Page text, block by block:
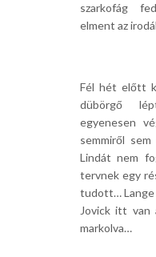
szarkofág
elment az
Fél hét előtt
dübörgő
egyenesen
semmiről
Lindát nem
tervnek egy
tudott… Lange
Jovick itt van
markolva…